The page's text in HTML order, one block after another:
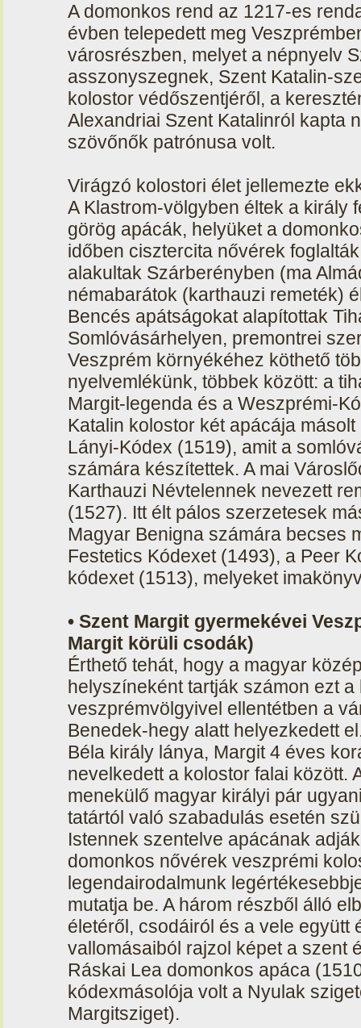
A domonkos rend az 1217-es
évben telepedett meg
városrészben, melyet a népnyelv
asszonyszegnek, Szent Katalin-
kolostor védőszentjéről, a
Alexandriai Szent Katalinról kapta
szövőnők patrónusa volt.
Virágzó kolostori élet jellemezte
A Klastrom-völgyben éltek a király
görög apácák, helyüket a
időben cisztercita nővérek
alakultak Szárberényben (ma
némabarátok (karthauzi remeték)
Bencés apátságokat alapítottak
Somlóvásárhelyen, premontrei
Veszprém környékéhez köthető
nyelvemlékünk, többek között: a
Margit-legenda és a Weszprémi-
Katalin kolostor két apácája
Lányi-Kódex (1519), amit a
számára készítettek. A mai
Karthauzi Névtelennek nevezett
(1527). Itt élt pálos szerzetesek
Magyar Benigna számára becses
Festetics Kódexet (1493), a Peer
kódexet (1513), melyeket
• Szent Margit gyermekévei
Margit körüli csodák)
Érthető tehát, hogy a magyar
helyszíneként tartják számon ezt
veszprémvölgyivel ellentétben a
Benedek-hegy alatt helyezkedett
Béla király lánya, Margit 4 éves
nevelkedett a kolostor falai között.
menekülő magyar királyi pár
tatártól való szabadulás esetén
Istennek szentelve apácának
domonkos nővérek veszprémi
legendairodalmunk
mutatja be. A három részből álló
életéről, csodáiról és a vele együtt
vallomásaiból rajzol képet a szent
Ráskai Lea domonkos apáca
kódexmásolója volt a Nyulak
Margitsziget).